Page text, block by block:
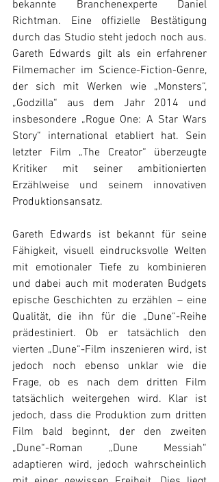
bekannte Branchenexperte Daniel
Richtman. Eine offizielle Bestätigung
durch das Studio steht jedoch noch aus.
Gareth Edwards gilt als ein erfahrener
Filmemacher im Science-Fiction-Genre,
der sich mit Werken wie „Monsters“,
„Godzilla“ aus dem Jahr 2014 und
insbesondere „Rogue One: A Star Wars
Story“ international etabliert hat. Sein
letzter Film „The Creator“ überzeugte
Kritiker mit seiner ambitionierten
Erzählweise und seinem innovativen
Produktionsansatz.
Gareth Edwards ist bekannt für seine
Fähigkeit, visuell eindrucksvolle Welten
mit emotionaler Tiefe zu kombinieren
und dabei auch mit moderaten Budgets
epische Geschichten zu erzählen – eine
Qualität, die ihn für die „Dune“-Reihe
prädestiniert. Ob er tatsächlich den
vierten „Dune“-Film inszenieren wird, ist
jedoch noch ebenso unklar wie die
Frage, ob es nach dem dritten Film
tatsächlich weitergehen wird. Klar ist
jedoch, dass die Produktion zum dritten
Film bald beginnt, der den zweiten
„Dune“-Roman „Dune Messiah“
adaptieren wird, jedoch wahrscheinlich